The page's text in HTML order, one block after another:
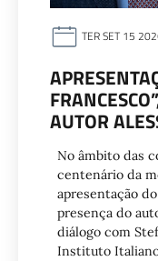
TER SET 15
AUTOR
No âmbito das
centenário da
apresentação
presença do
diálogo com
Instituto